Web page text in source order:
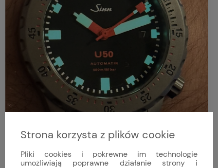
Strona korzysta z plików cookie
Pliki cookies i pokrewne im technologie
umożliwiają poprawne działanie strony i